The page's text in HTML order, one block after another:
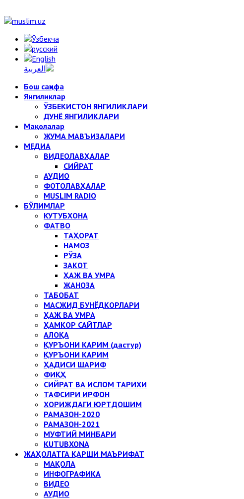
Бош саҳифа
Янгиликлар
ЎЗБЕКИСТОН ЯНГИЛИКЛАРИ
ДУНЁ ЯНГИЛИКЛАРИ
Мақолалар
ЖУМА МАВЪИЗАЛАРИ
МЕДИА
ВИДЕОЛАВҲАЛАР
СИЙРАТ
АУДИО
ФОТОЛАВҲАЛАР
MUSLIM RADIO
БЎЛИМЛАР
КУТУБХОНА
ФАТВО
ТАҲОРАТ
НАМОЗ
РЎЗА
ЗАКОТ
ҲАЖ ВА УМРА
ЖАНОЗА
ТАБОБАТ
МАСЖИД БУНЁДКОРЛАРИ
ҲАЖ ВА УМРА
ҲАМКОР САЙТЛАР
АЛОҚА
ҚУРЪОНИ КАРИМ (дастур)
ҚУРЪОНИ КАРИМ
ҲАДИСИ ШАРИФ
ФИҚҲ
СИЙРАТ ВА ИСЛОМ ТАРИХИ
ТАФСИРИ ИРФОН
ХОРИЖДАГИ ЮРТДОШИМ
РАМАЗОН-2020
РАМАЗОН-2021
МУФТИЙ МИНБАРИ
KUTUBXONA
ЖАҲОЛАТГА ҚАРШИ МАЪРИФАТ
МАҚОЛА
ИНФОГРАФИКА
ВИДЕО
АУДИО